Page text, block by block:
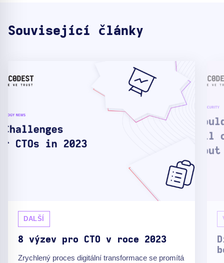
Související články
DALŠÍ
8 výzev pro CTO v roce 2023
Zrychlený proces digitální transformace se promítá